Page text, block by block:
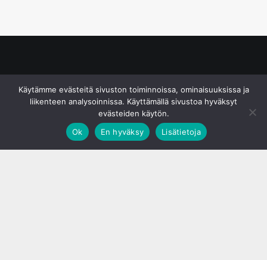
Käytämme evästeitä sivuston toiminnoissa, ominaisuuksissa ja
liikenteen analysoinnissa. Käyttämällä sivustoa hyväksyt
evästeiden käytön.
Ok
En hyväksy Lisätietoja